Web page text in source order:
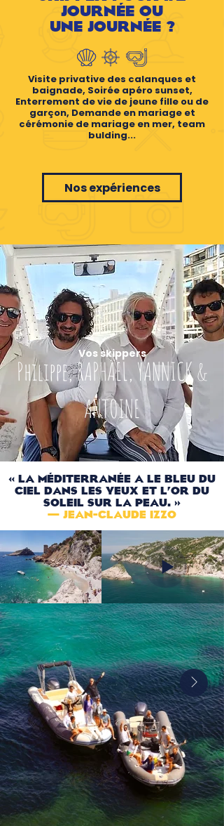
JOURNÉE OU
UNE JOURNÉE ?
Visite privative des calanques et
baignade, Soirée apéro sunset,
Enterrement de vie de jeune fille ou de
garçon, Demande en mariage et
cérémonie de mariage en mer, team
bulding...
Nos expériences
Philippe, RAPHÄEL, YANNICK &
ANTOINE
Vos skippers
« La MÉditerranÉe a le bleu du
ciel dans les yeux et l’or du
soleil sur la peau. »
— Jean-Claude Izzo